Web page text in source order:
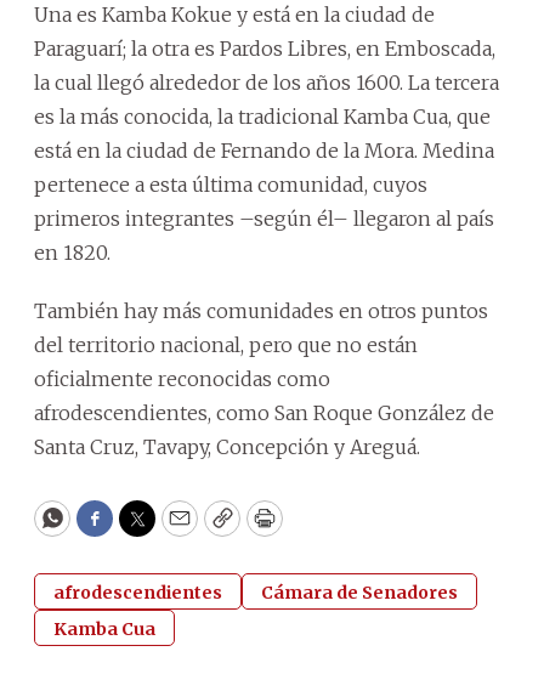
Una es Kamba Kokue y está en la ciudad de
Paraguarí; la otra es Pardos Libres, en Emboscada,
la cual llegó alrededor de los años 1600. La tercera
es la más conocida, la tradicional Kamba Cua, que
está en la ciudad de Fernando de la Mora. Medina
pertenece a esta última comunidad, cuyos
primeros integrantes –según él– llegaron al país
en 1820.
También hay más comunidades en otros puntos
del territorio nacional, pero que no están
oficialmente reconocidas como
afrodescendientes, como San Roque González de
Santa Cruz, Tavapy, Concepción y Areguá.
WhatsApp
Facebook
Twitter
EmailCopyPrint
afrodescendientes
Cámara de Senadores
Kamba Cua